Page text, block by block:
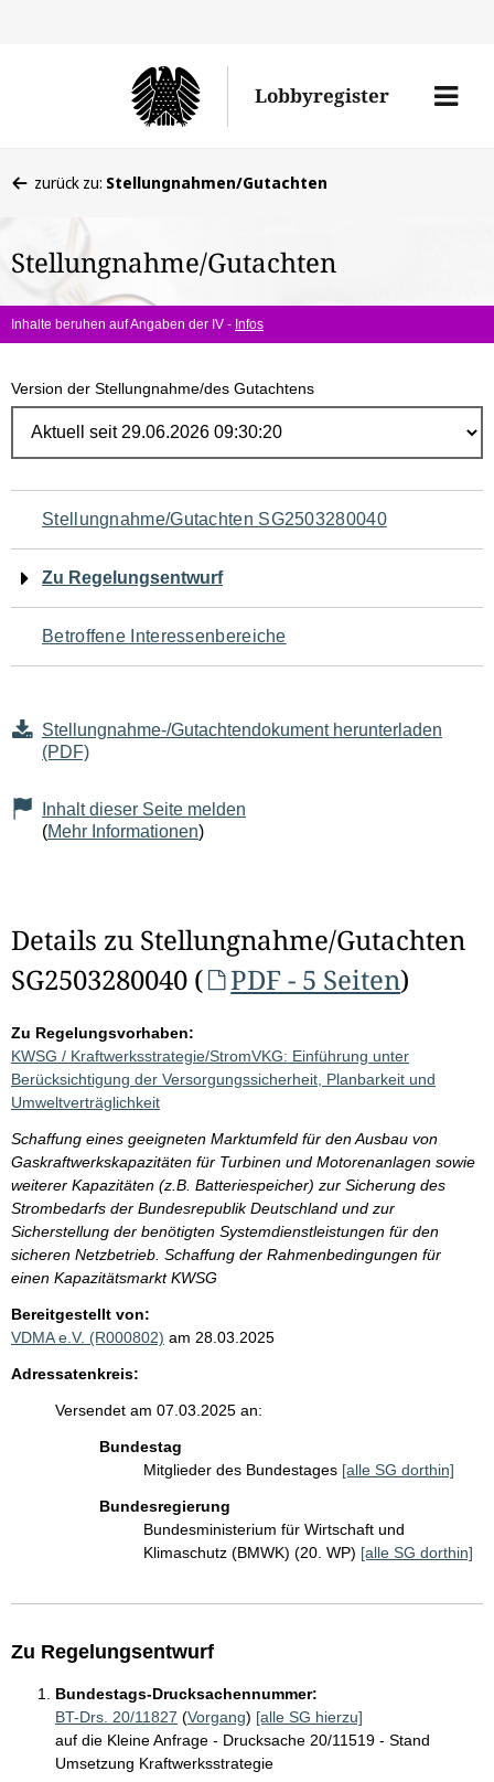
Lobbyregister
Menü
befinden
hier:
zurück zu: Stellungnahmen/Gutachten
Stellungnahme/Gutachten
Inhalte beruhen auf Angaben der IV - Infos
Version der Stellungnahme/des Gutachtens
Navigation
für
den
Seiteninhalt
Stellungnahme/Gutachten SG2503280040
Zu Regelungsentwurf
Betroffene Interessenbereiche
Stellungnahme-/Gutachtendokument herunterladen
(PDF)
Inhalt dieser Seite melden
(Mehr Informationen)
Details zu Stellungnahme/Gutachten
SG2503280040 (
PDF - 5 Seiten)
Zu Regelungsvorhaben:
KWSG / Kraftwerksstrategie/StromVKG: Einführung unter
Berücksichtigung der Versorgungssicherheit, Planbarkeit und
Umweltverträglichkeit
Schaffung eines geeigneten Marktumfeld für den Ausbau von
Gaskraftwerkskapazitäten für Turbinen und Motorenanlagen sowie
weiterer Kapazitäten (z.B. Batteriespeicher) zur Sicherung des
Strombedarfs der Bundesrepublik Deutschland und zur
Sicherstellung der benötigten Systemdienstleistungen für den
sicheren Netzbetrieb. Schaffung der Rahmenbedingungen für
einen Kapazitätsmarkt KWSG
Bereitgestellt von:
VDMA e.V. (R000802) am 28.03.2025
Adressatenkreis:
Versendet am 07.03.2025 an:
Bundestag
Mitglieder des Bundestages [alle SG dorthin]
Bundesregierung
Bundesministerium für Wirtschaft und
Klimaschutz (BMWK) (20. WP) [alle SG dorthin]
Zu Regelungsentwurf
Bundestags-Drucksachennummer:
BT-Drs. 20/11827 (Vorgang) [alle SG hierzu]
auf die Kleine Anfrage - Drucksache 20/11519 - Stand
Umsetzung Kraftwerksstrategie